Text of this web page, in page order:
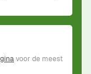
voor de meest